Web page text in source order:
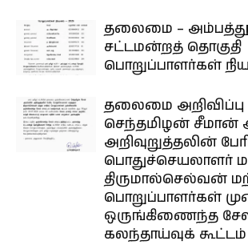
தலைமை –
சட்டமன்றத் தொகுதி
பொறுப்பாளர்கள்
தலைமை அறிவிப்பு
செந்தமிழன் சீமான்
அறிவுறுத்தலின்
பொதுச்செயலாளர்
திருமால்செல்வன்
பொறுப்பாளர்கள்
ஒருங்கிணைந்த
கலந்தாய்வுக் கூட்டம்